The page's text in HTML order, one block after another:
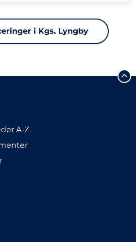
i Kgs. Lyngby
A-Z